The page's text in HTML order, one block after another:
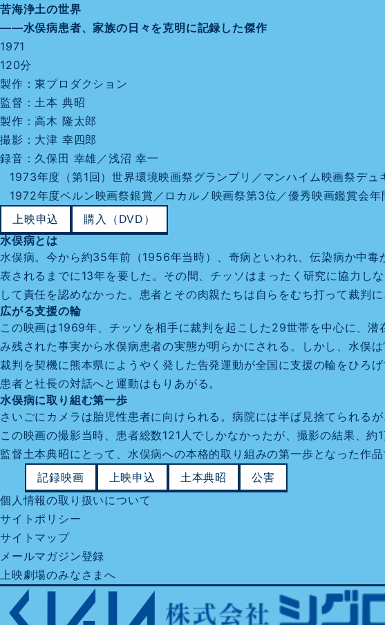
苦海浄土の世界
――水俣病患者、家族の日々を克明に記録した傑作
1971
120分
製作：東プロダクション
監督：土本 典昭
製作：高木 隆太郎
撮影：大津 幸四郎
録音：久保田 幸雄／浅沼 幸一
1973年度（第1回）世界環境映画祭グランプリ／マンハイム映画祭デュ
1972年度ベルン映画祭銀賞／ロカルノ映画祭第3位／優秀映画鑑賞会年
上映申込
購入（DVD）
水俣病とは
水俣病。今から約35年前（1956年当時）、奇病といわれ、伝染病か中
表されるまでに13年を要した。その間、チッソはまったく研究に協力し
して責任を認めなかった。患者とその肉親たちは自らをむち打って裁判
広がる支援の輪
この映画は1969年、チッソを相手に裁判を起こした29世帯を中心に、
み残された事実から水俣病患者の実態が明らかにされる。しかし、水俣
裁判を契機に熊本県にようやく発した告発運動が全国に支援の輪をひろ
患者と社長の対話へと運動はもりあがる。
水俣病に取り組む第一歩
さいごにカメラは胎児性患者に向けられる。病院には半ば見捨てられる
この映画の撮影当時、患者総数121人でしかなかったが、撮影の結果、
監督土本典昭にとって、水俣病への本格的取り組みの第一歩となった作品
記録映画
上映申込 土本典昭
公害
個人情報の取り扱いについて
サイトポリシー
サイトマップ
メールマガジン登録
上映劇場のみなさまへ